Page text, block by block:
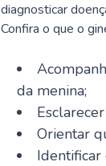
diagnosticar
Confira o que o
da menina;
Orientar
Identificar